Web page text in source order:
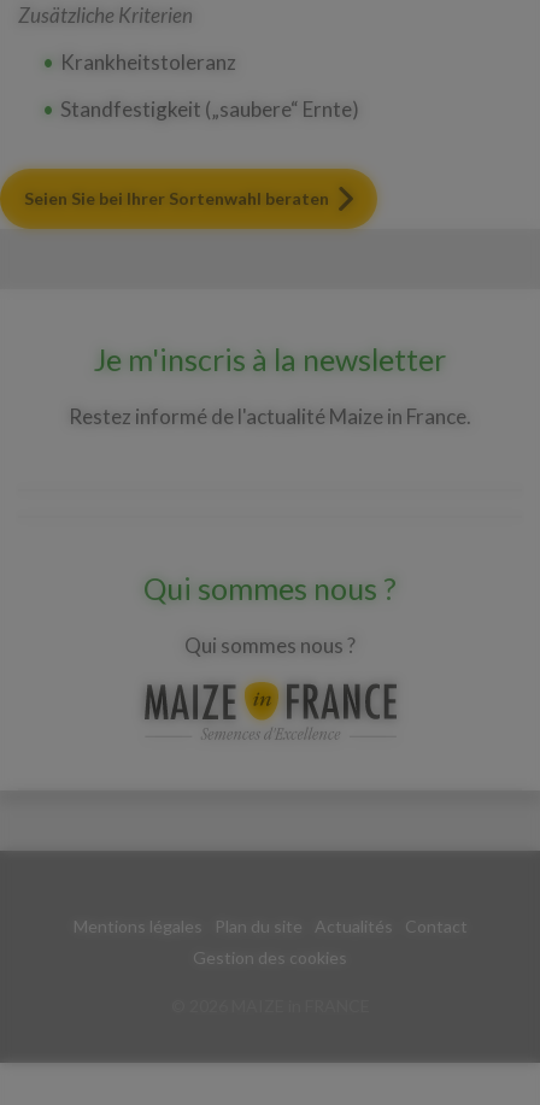
Zusätzliche Kriterien
Krankheitstoleranz
Standfestigkeit („saubere“ Ernte)
Seien Sie bei Ihrer Sortenwahl beraten
Je m'inscris à la newsletter
Restez informé de l'actualité Maize in France.
Qui sommes nous ?
Qui sommes nous ?
Mentions légales Plan du site Actualités
Contact
Gestion des cookies